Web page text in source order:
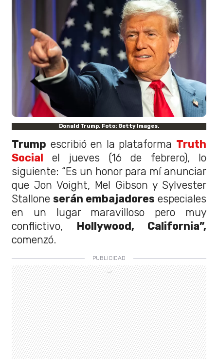
Donald Trump. Foto: Getty Images.
Trump escribió en la plataforma Truth
Social el jueves (16 de febrero), lo
siguiente: “Es un honor para mí anunciar
que Jon Voight, Mel Gibson y Sylvester
Stallone serán embajadores especiales
en un lugar maravilloso pero muy
conflictivo, Hollywood, California”,
comenzó.